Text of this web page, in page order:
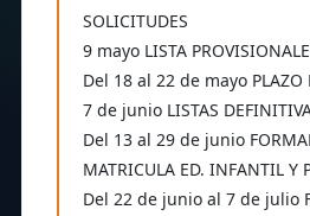
SOLICITUDES
9 mayo LISTA
Del 18 al 22 de mayo PLAZO
7 de junio LISTAS
Del 13 al 29 de junio
MATRICULA ED. INFANTIL Y
Del 22 de junio al 7 de julio